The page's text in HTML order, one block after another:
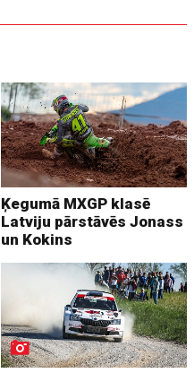
Ķegumā MXGP klasē
Latviju pārstāvēs Jonass
un Kokins